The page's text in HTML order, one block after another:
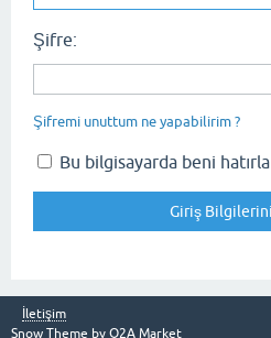
Şifre:
Şifremi unuttum ne yapabilirim ?
Bu bilgisayarda beni hatırla
İletişim
Snow Theme by Q2A Market